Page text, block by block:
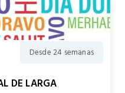
Desde 24 semanas
DE LARGA